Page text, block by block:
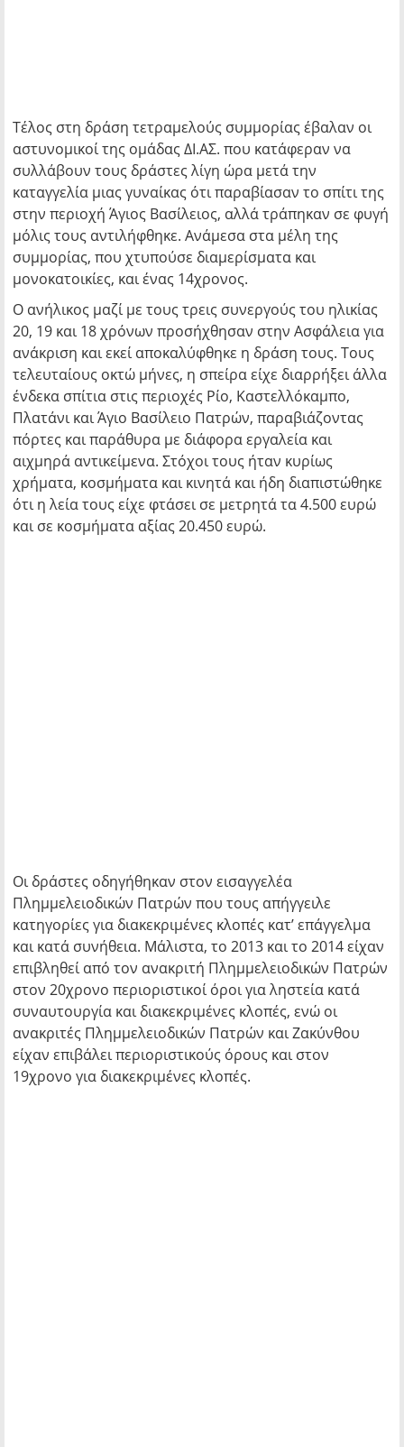
Τέλος στη δράση τετραμελούς συμμορίας έβαλαν οι
αστυνομικοί της ομάδας ΔΙ.ΑΣ. που κατάφεραν να
συλλάβουν τους δράστες λίγη ώρα μετά την
καταγγελία μιας γυναίκας ότι παραβίασαν το σπίτι της
στην περιοχή Άγιος Βασίλειος, αλλά τράπηκαν σε φυγή
μόλις τους αντιλήφθηκε. Ανάμεσα στα μέλη της
συμμορίας, που χτυπούσε διαμερίσματα και
μονοκατοικίες, και ένας 14χρονος.
Ο ανήλικος μαζί με τους τρεις συνεργούς του ηλικίας
20, 19 και 18 χρόνων προσήχθησαν στην Ασφάλεια για
ανάκριση και εκεί αποκαλύφθηκε η δράση τους. Τους
τελευταίους οκτώ μήνες, η σπείρα είχε διαρρήξει άλλα
ένδεκα σπίτια στις περιοχές Ρίο, Καστελλόκαμπο,
Πλατάνι και Άγιο Βασίλειο Πατρών, παραβιάζοντας
πόρτες και παράθυρα με διάφορα εργαλεία και
αιχμηρά αντικείμενα. Στόχοι τους ήταν κυρίως
χρήματα, κοσμήματα και κινητά και ήδη διαπιστώθηκε
ότι η λεία τους είχε φτάσει σε μετρητά τα 4.500 ευρώ
και σε κοσμήματα αξίας 20.450 ευρώ.
Οι δράστες οδηγήθηκαν στον εισαγγελέα
Πλημμελειοδικών Πατρών που τους απήγγειλε
κατηγορίες για διακεκριμένες κλοπές κατ’ επάγγελμα
και κατά συνήθεια. Μάλιστα, το 2013 και το 2014 είχαν
επιβληθεί από τον ανακριτή Πλημμελειοδικών Πατρών
στον 20χρονο περιοριστικοί όροι για ληστεία κατά
συναυτουργία και διακεκριμένες κλοπές, ενώ οι
ανακριτές Πλημμελειοδικών Πατρών και Ζακύνθου
είχαν επιβάλει περιοριστικούς όρους και στον
19χρονο για διακεκριμένες κλοπές.